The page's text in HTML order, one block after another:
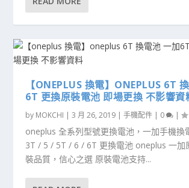
【ONEPLUS 換電】ONEPLUS 6T
6T 更換原裝電池 即場更換 不影響資
by MOKCHI |3 月 26, 2019 |手機配件 0 |
oneplus 全系列型號更換電池，一加手機
3T / 5 / 5T / 6 / 6T 更換電池 oneplus 一加
裝品質，信心之選 原裝電池支持...